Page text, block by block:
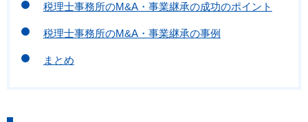
税理士事務所のM&A・事業継承の成功のポイント
税理士事務所のM&A・事業継承の事例
まとめ